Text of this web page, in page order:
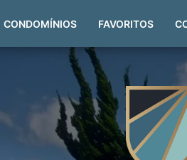
CONDOMÍNIOS FAVORITOS